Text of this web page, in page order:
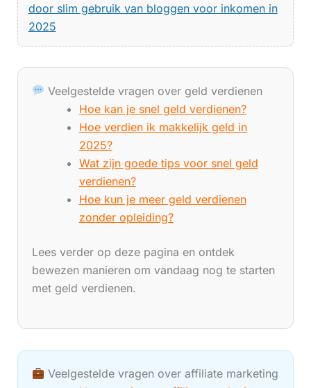
door slim gebruik van bloggen voor inkomen in
2025
Veelgestelde vragen over geld verdienen
Hoe kan je snel geld verdienen?
Hoe verdien ik makkelijk geld in
2025?
Wat zijn goede tips voor snel geld
verdienen?
Hoe kun je meer geld verdienen
zonder opleiding?
Lees verder op deze pagina en ontdek
bewezen manieren om vandaag nog te starten
met geld verdienen.
Veelgestelde vragen over affiliate marketing